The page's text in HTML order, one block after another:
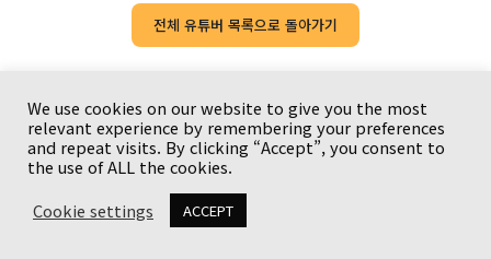
전체 유튜버 목록으로 돌아가기
Copyright © {current_year} {site_title}. All rights
reserved.
유튜브와 사업체 이용 안내
We use cookies on our website to give you the most
relevant experience by remembering your preferences
and repeat visits. By clicking “Accept”, you consent to
the use of ALL the cookies.
Cookie settings
ACCEPT